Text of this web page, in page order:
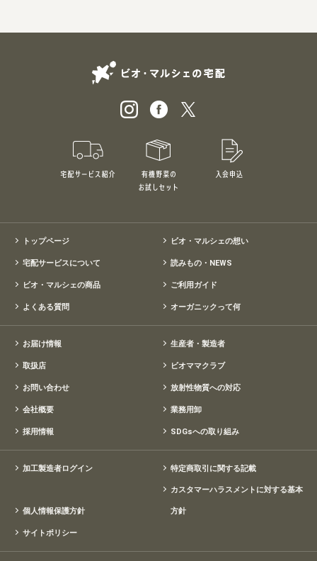
宅配サービス紹介 有機野菜のお試しセット
トップページ ビオ・マルシェの想い
宅配サービスについて 読みもの・NEWS
ビオ・マルシェの商品 ご利用ガイド
よくある質問 オーガニックって何
お届け情報 生産者・製造者
取扱店 ビオママクラブ
お問い合わせ 放射性物質への対応
会社概要 業務用卸
採用情報 SDGsへの取り組み
加工製造者ログイン 特定商取引に関する記載
個人情報保護方針
カスタマーハラスメントに対する基本
方針
サイトポリシー